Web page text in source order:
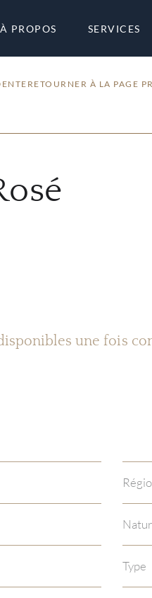
À PROPOS SERVICES
RETOURNER À LA PAGE
une fois
Type